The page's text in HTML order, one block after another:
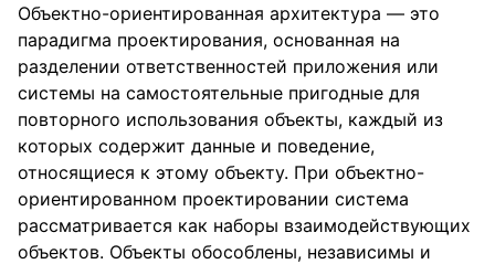
Объектно-ориентированная архитектура — это
парадигма проектирования, основанная на
разделении ответственностей приложения или
системы на самостоятельные пригодные для
повторного использования объекты, каждый из
которых содержит данные и поведение,
относящиеся к этому объекту. При объектно-
ориентированном проектировании система
рассматривается как наборы взаимодействующих
объектов. Объекты обособлены, независимы и